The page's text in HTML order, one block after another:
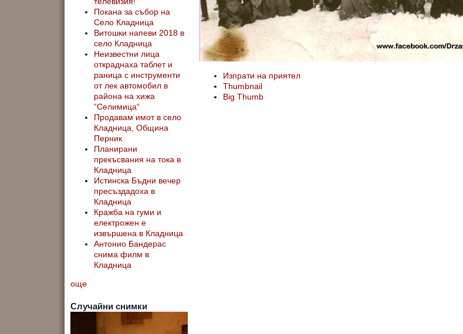
Покана за събор на
Село Кладница
Витошки напеви 2018 в
село Кладница
Неизвестни лица
откраднаха таблет и
раница с инструменти
от лек автомобил в
района на хижа
“Селимица“
Продавам имот в село
Кладница, Община
Перник
Планирани
прекъсвания на тока в
Кладница
Истинска Бъдни вечер
пресъздадоха в
Кладница
Кражба на гуми и
електрожен е
извършена в Кладница
Антонио Бандерас
снима филм в
Кладница
още
Случайни снимки
Изпрати на приятел
Thumbnail
Big Thumb